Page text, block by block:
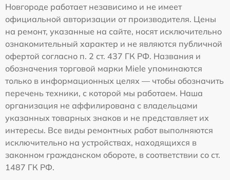
Новгороде работает независимо и не имеет
официальной авторизации от производителя. Цены
на ремонт, указанные на сайте, носят исключительно
ознакомительный характер и не являются публичной
офертой согласно п. 2 ст. 437 ГК РФ. Названия и
обозначения торговой марки Miele упоминаются
только в информационных целях — чтобы обозначить
перечень техники, с которой мы работаем. Наша
организация не аффилирована с владельцами
указанных товарных знаков и не представляет их
интересы. Все виды ремонтных работ выполняются
исключительно на устройствах, находящихся в
законном гражданском обороте, в соответствии со ст.
1487 ГК РФ.